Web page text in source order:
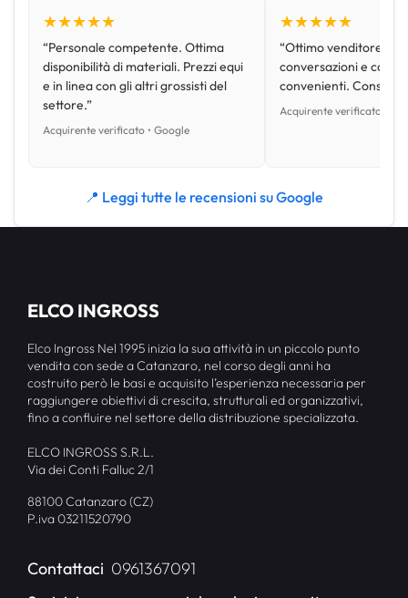
★★★★★
“Personale competente. Ottima
disponibilità di materiali. Prezzi equi
e in linea con gli altri grossisti del
settore.”
Acquirente verificato • Google
★★★★★
“Ottimo venditore,
conversazioni e con
convenienti.
Acquirente verificato •
📍 Leggi tutte le recensioni su Google
ELCO INGROSS
Elco Ingross Nel 1995 inizia la sua attività in un piccolo punto
vendita con sede a Catanzaro, nel corso degli anni ha
costruito però le basi e acquisito l’esperienza necessaria per
raggiungere obiettivi di crescita, strutturali ed organizzativi,
fino a confluire nel settore della distribuzione specializzata.
ELCO INGROSS S.R.L.
Via dei Conti Falluc 2/1
88100 Catanzaro (CZ)
P.iva 03211520790
Contattaci 0961367091